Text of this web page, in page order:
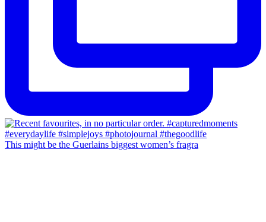
This might be the Guerlains biggest women’s fragra